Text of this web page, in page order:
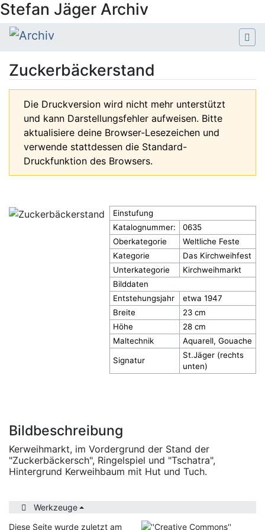
Stefan Jäger Archiv
Zuckerbäckerstand
Die Druckversion wird nicht mehr unterstützt
und kann Darstellungsfehler aufweisen. Bitte
aktualisiere deine Browser-Lesezeichen und
verwende stattdessen die Standard-
Druckfunktion des Browsers.
Einstufung
Katalognummer:
0635
Oberkategorie
Weltliche Feste
Kategorie
Das Kirchweihfest
Unterkategorie
Kirchweihmarkt
Bilddaten
Entstehungsjahr
etwa 1947
Breite
23 cm
Höhe
28 cm
Maltechnik
Aquarell, Gouache
Signatur
St.Jäger (rechts
unten)
Bildbeschreibung
Kerweihmarkt, im Vordergrund der Stand der
"Zuckerbäckersch", Ringelspiel und "Tschatra",
Hintergrund Kerweihbaum mit Hut und Tuch.
Werkzeuge
Diese Seite wurde zuletzt am